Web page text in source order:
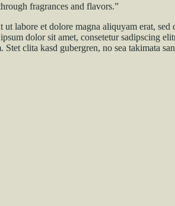
fragrances and flavors.”
labore et dolore magna aliquyam erat,
dolor sit amet, consetetur sadipscing
clita kasd gubergren, no sea takimata